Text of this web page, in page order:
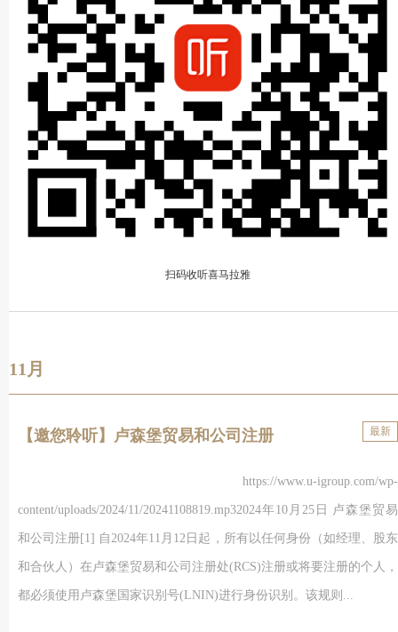
扫码收听喜马拉雅
11月
【邀您聆听】卢森堡贸易和公司注册 最新
https://www.u-igroup.com/wp-
content/uploads/2024/11/20241108819.mp32024年10月25日 卢森堡贸易
和公司注册[1] 自2024年11月12日起，所有以任何身份（如经理、股东
和合伙人）在卢森堡贸易和公司注册处(RCS)注册或将要注册的个人，
都必须使用卢森堡国家识别号(LNIN)进行身份识别。该规则...